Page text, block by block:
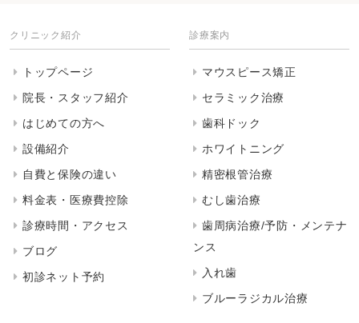
クリニック紹介
トップページ
院長・スタッフ紹介
はじめての方へ
設備紹介
自費と保険の違い
料金表・医療費控除
診療時間・アクセス
ブログ
初診ネット予約
診療案内
マウスピース矯正
セラミック治療
歯科ドック
ホワイトニング
精密根管治療
むし歯治療
歯周病治療/予防・メンテナ
ンス
入れ歯
ブルーラジカル治療